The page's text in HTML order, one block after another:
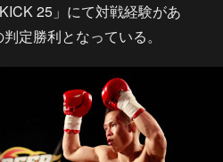
25」にて対戦経験があ
定勝利となっている。